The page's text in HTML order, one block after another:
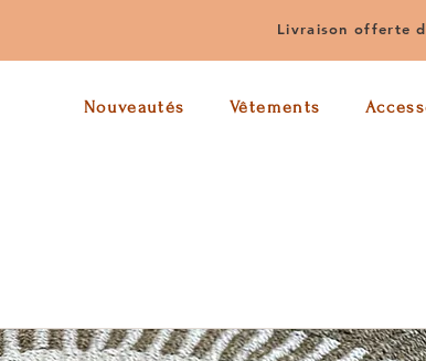
Livraison offerte
Nouveautés Vêtements